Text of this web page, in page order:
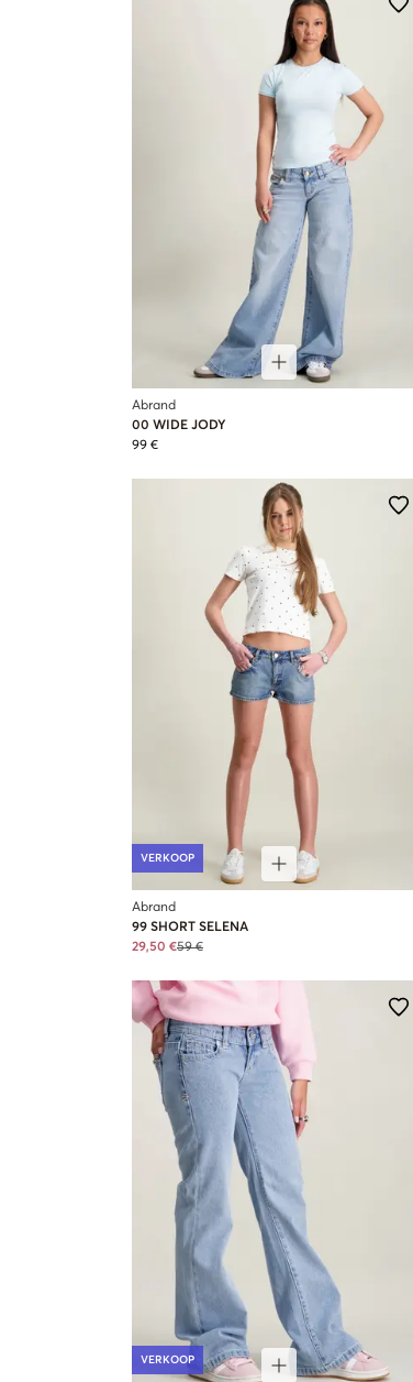
Abrand
00 WIDE JODY
99 €
VERKOOP
Abrand
99 SHORT SELENA
29,50 €59 €
VERKOOP